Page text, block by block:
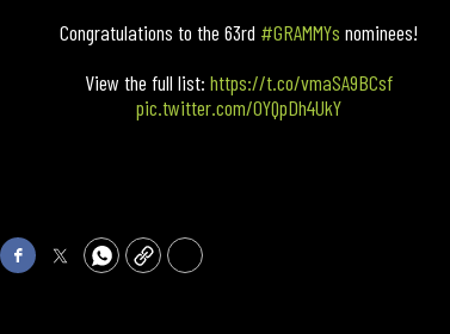
Congratulations to the 63rd #GRAMMYs nominees!
View the full list: https://t.co/vmaSA9BCsf
pic.twitter.com/0YQpDh4UkY
FacebookTwitterWhatsApp
Copy Print